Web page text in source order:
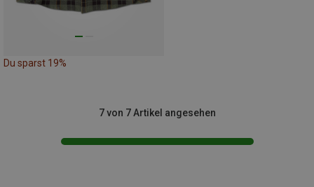
Du sparst 19%
7 von 7 Artikel angesehen